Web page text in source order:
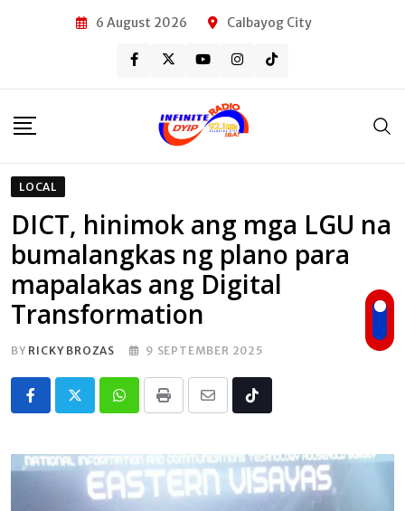
6 August 2026 Calbayog City
LOCAL
DICT, hinimok ang mga LGU na
bumalangkas ng plano para
mapalakas ang Digital
Transformation
BY RICKY BROZAS 9 SEPTEMBER 2025
Whatsapp
Print
Share
Email
Tiktok